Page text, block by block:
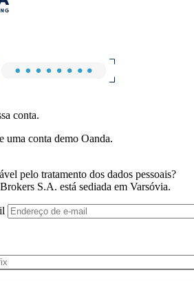
conta.
uma conta demo Oanda.
pelo tratamento dos dados pessoais?
S.A. está sediada em Varsóvia.